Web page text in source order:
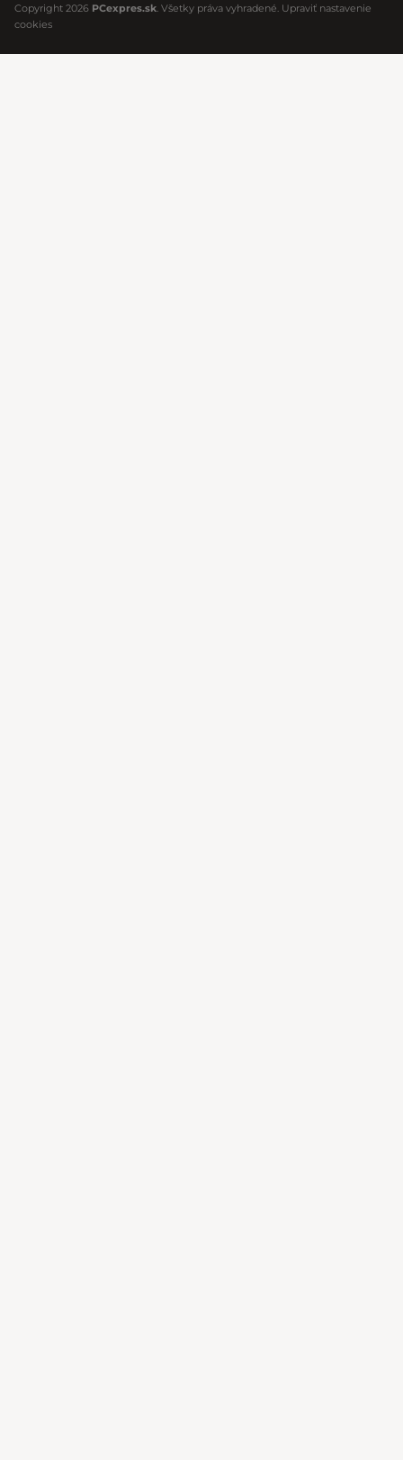
Copyright 2026 PCexpres.sk. Všetky práva vyhradené. Upraviť nastavenie
cookies